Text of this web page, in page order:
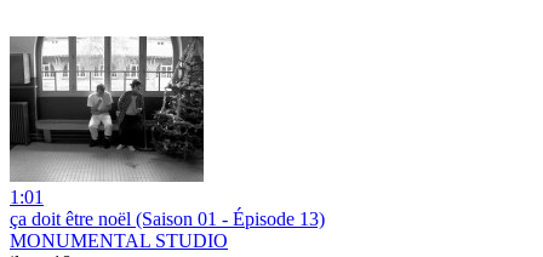
1:01
ça doit être noël (Saison 01 - Épisode 13)
MONUMENTAL STUDIO